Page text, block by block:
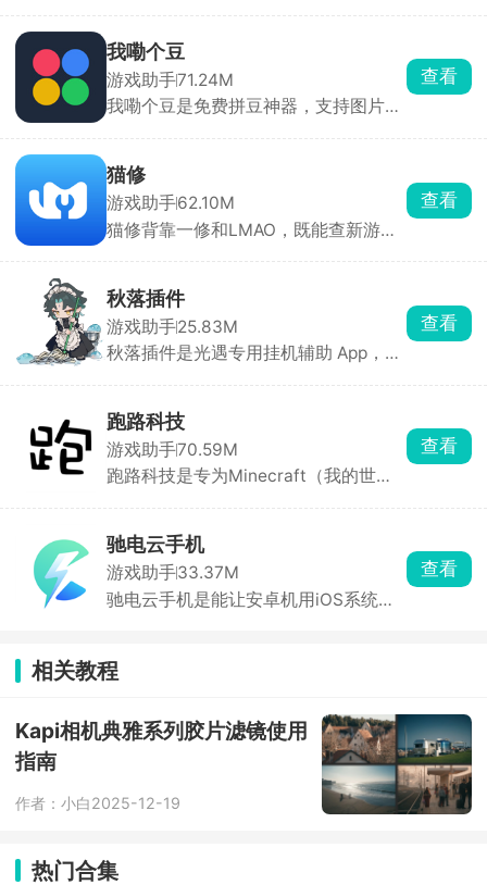
质优化、帧率增强等服务，支持一键换
装，获取各类经验，有效的提升操作技
巧。
我嘞个豆
游戏助手71.24M
我嘞个豆是免费拼豆神器，支持图片AI
度、局部放大，大幅降低拼豆难度。可
手绘像素画、自动统计豆子用量、管理
库存。带灵感社区可浏览分享作品，是
拼豆爱好者必备工具。
查看
猫修
游戏助手62.10M
猫修背靠一修和LMAO，既能查新游资
玩家社区，能分享存档、找队友，发帖
攒积分还能抽游戏 KEY。日常找汉化、
查攻略、微调单机用它很方便。
查看
秋落插件
游戏助手25.83M
秋落插件是光遇专用挂机辅助 App，无
火、 爱心、一键托管每日任务。能大幅
节省手动刷图时间，快速积累蜡烛、爱
心、季蜡等资源。
查看
跑路科技
游戏助手70.59M
跑路科技是专为Minecraft（我的世
板，秒建复杂结构。支持自定义皮肤导
入、外观更换、材质预览。还能修改时
间、天气、难度、玩家属性（生命值、
饥饿值等）。
查看
驰电云手机
游戏助手33.37M
驰电云手机是能让安卓机用iOS系统的
本地手机不耗电、不发热、不耗流量。
配置可选，新用户1元就能试。适合想
养号的人。
查看
相关教程
Kapi相机典雅系列胶片滤镜使用
指南
作者：小白2025-12-19
热门合集